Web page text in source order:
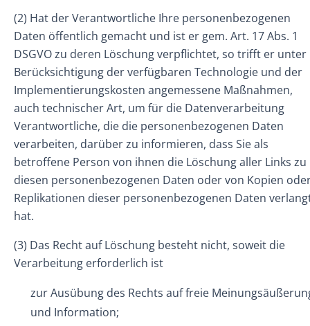
(2) Hat der Verantwortliche Ihre personenbezogenen
Daten öffentlich gemacht und ist er gem. Art. 17 Abs. 1
DSGVO zu deren Löschung verpflichtet, so trifft er unter
Berücksichtigung der verfügbaren Technologie und der
Implementierungskosten angemessene Maßnahmen,
auch technischer Art, um für die Datenverarbeitung
Verantwortliche, die die personenbezogenen Daten
verarbeiten, darüber zu informieren, dass Sie als
betroffene Person von ihnen die Löschung aller Links zu
diesen personenbezogenen Daten oder von Kopien
Replikationen dieser personenbezogenen Daten
hat.
(3) Das Recht auf Löschung besteht nicht, soweit die
Verarbeitung erforderlich ist
zur Ausübung des Rechts auf freie
und Information;